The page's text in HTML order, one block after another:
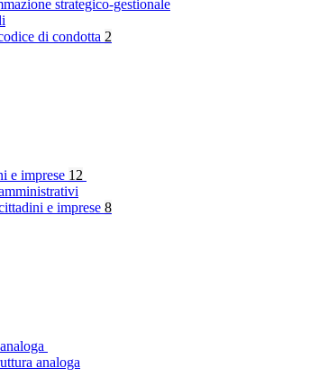
strategico-gestionale
di condotta 2
e imprese 12
e imprese 8
analoga